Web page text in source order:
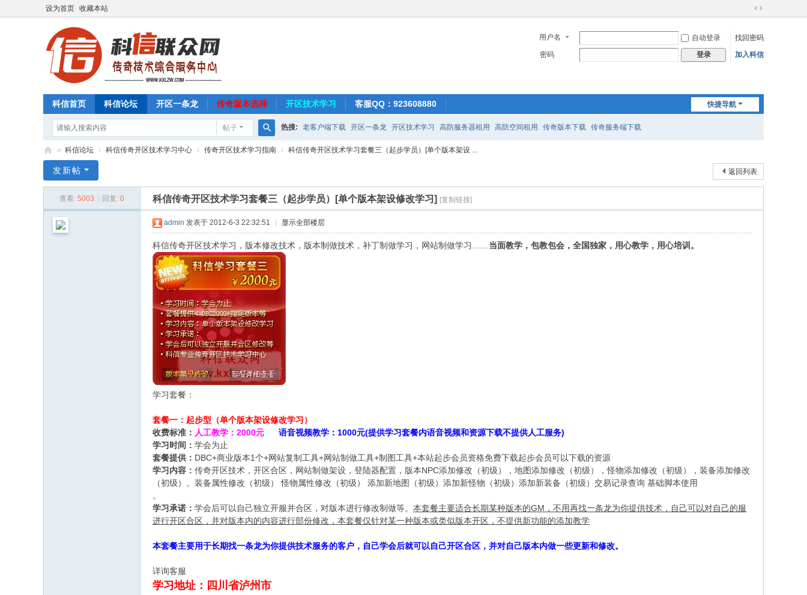
设为首页 收藏本站
切
到
宽
用户名 自动登录
找回密码
密码
登录 加入科信
快捷导航
科信首页 科信论坛 开区一条龙 传奇版本选择 开区技术学习 客服QQ：923608880
帖子
搜
热搜: 老客户端下载 开区一条龙 开区技术学习 高防服务器租用 高防空间租用 传奇版本下载 传奇服务端下载
信
» 科信论坛 › 科信传奇开区技术学习中心 › 传奇开区技术学习指南 › 科信传奇开区技术学习套餐三（起步学员）[单个版本架设 ...
返回列表
发新帖
查看: 5003 回复: 0 科信传奇开区技术学习套餐三（起步学员）[单个版本架设修改学习] [复制链接]
admin 发表于 2012-6-3 22:32:51 显示全部楼层
科信传奇开区技术学习，版本修改技术，版本制做技术，补丁制做学习，网站制做学习....... 当面教学，包教包会，全国独家，用心教学，用心培训。
学习套餐：
套餐一：起步型（单个版本架设修改学习）
收费标准： 人工教学：2000元
语音视频教学：1000元(提供学习套餐内语音视频和资源下载不提供人工服务)
学习时间： 学会为止
套餐提供： DBC+商业版本1个+网站复制工具+网站制做工具+制图工具+本站起步会员资格免费下载起步会员可以下载的资源
学习内容： 传奇开区技术，开区合区，网站制做架设，登陆器配置，版本NPC添加修改（初级），地图添加修改（初级），怪物添加修改（初级），装备添加修改
（初级）。装备属性修改（初级） 怪物属性修改（初级） 添加新地图（初级）添加新怪物（初级）添加新装备（初级）交易记录查询 基础脚本使用
。
学习承诺： 学会后可以自己独立开服并合区，对版本进行修改制做等。 本套餐主要适合长期某种版本的GM，不用再找一条龙为你提供技术，自己可以对自己的服
进行开区合区，并对版本内的内容进行部份修改，本套餐仅针对某一种版本或类似版本开区，不提供新功能的添加教学
本套餐主要用于长期找一条龙为你提供技术服务的客户，自己学会后就可以自己开区合区，并对自己版本内做一些更新和修改。
详询客服
学习地址：四川省泸州市